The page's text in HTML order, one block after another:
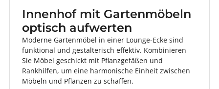
Innenhof mit Gartenmöbeln
optisch aufwerten
Moderne Gartenmöbel in einer Lounge-Ecke sind
funktional und gestalterisch effektiv. Kombinieren
Sie Möbel geschickt mit Pflanzgefäßen und
Rankhilfen, um eine harmonische Einheit zwischen
Möbeln und Pflanzen zu schaffen.